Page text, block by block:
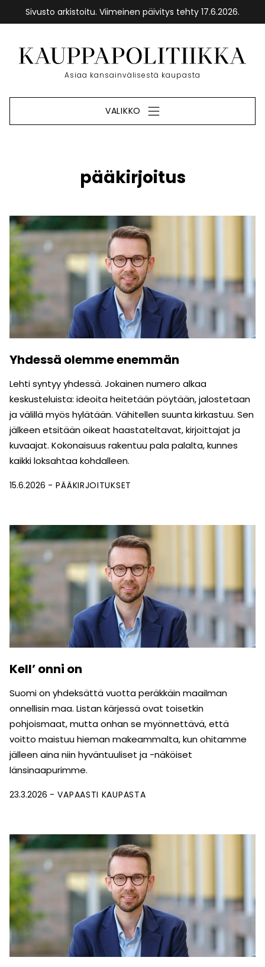
Sivusto arkistoitu. Viimeinen päivitys tehty 17.6.2026.
sisältöön
Etusivu
Asiaa kansainvälisestä kaupasta
VALIKKO
pääkirjoitus
Yhdessä olemme enemmän
Lehti syntyy yhdessä. Jokainen numero alkaa
keskusteluista: ideoita heitetään pöytään, jalostetaan
ja välillä myös hylätään. Vähitellen suunta kirkastuu. Sen
jälkeen etsitään oikeat haastateltavat, kirjoittajat ja
kuvaajat. Kokonaisuus rakentuu pala palalta, kunnes
kaikki loksahtaa kohdalleen.
15.6.2026 PÄÄKIRJOITUKSET
Kell’ onni on
Suomi on yhdeksättä vuotta peräkkäin maailman
onnellisin maa. Listan kärjessä ovat toisetkin
pohjoismaat, mutta onhan se myönnettävä, että
voitto maistuu hieman makeammalta, kun ohitamme
jälleen aina niin hyväntuuliset ja -näköiset
länsinaapurimme.
23.3.2026 VAPAASTI KAUPASTA